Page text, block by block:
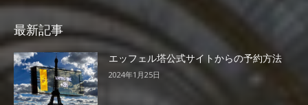
最新記事
エッフェル塔公式サイトからの予約方法
2024年1月25日